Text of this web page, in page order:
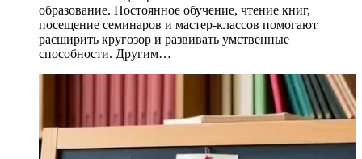
образование. Постоянное обучение, чтение книг,
посещение семинаров и мастер-классов помогают
расширить кругозор и развивать умственные
способности. Другим…